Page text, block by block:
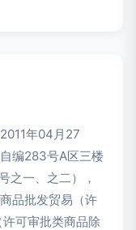
年04月27
编283号A区三楼
之一、之二），
品批发贸易（许
可审批类商品除